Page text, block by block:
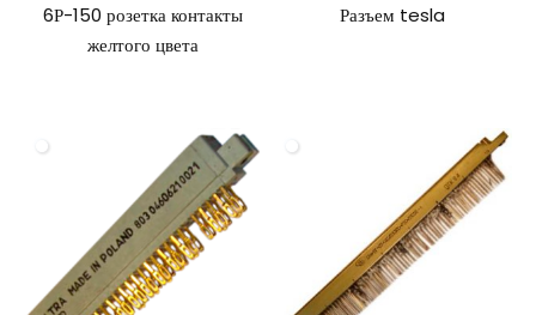
6Р-150 розетка контакты
желтого цвета
Разъем tesla